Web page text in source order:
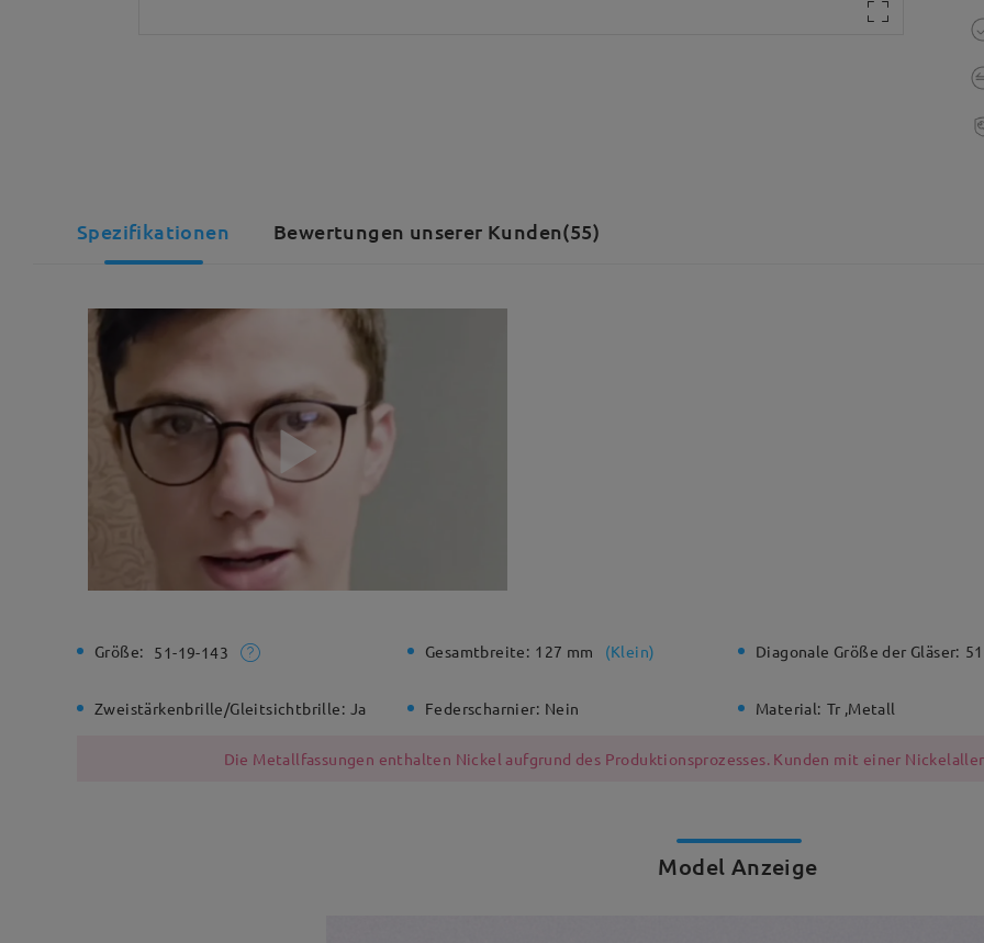
Spezifikationen Bewertungen unserer Kunden(55)
Größe: 51-19-143 Gesamtbreite: 127 mm (Klein) Diagonale Größe der Gläser:
Zweistärkenbrille/Gleitsichtbrille: Ja Federscharnier: Nein Material: Tr ,Metall
Die Metallfassungen enthalten Nickel aufgrund des Produktionsprozesses. Kunden mit einer
Model Anzeige